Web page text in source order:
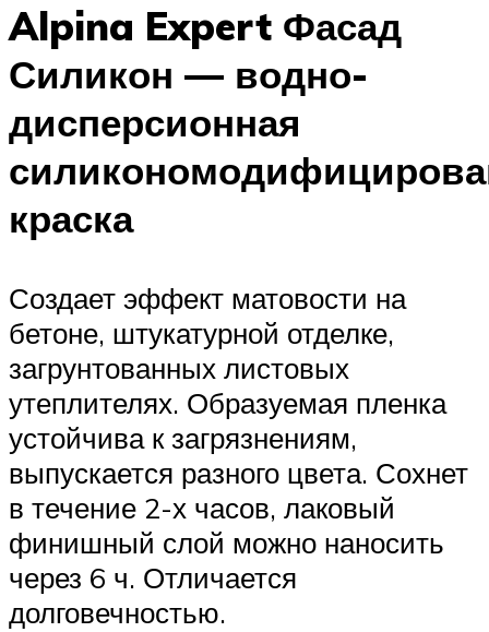
Alpina Expert Фасад
Силикон — водно-
дисперсионная
краска
Создает эффект матовости на
бетоне, штукатурной отделке,
загрунтованных листовых
утеплителях. Образуемая пленка
устойчива к загрязнениям,
выпускается разного цвета. Сохнет
в течение 2-х часов, лаковый
финишный слой можно наносить
через 6 ч. Отличается
долговечностью.